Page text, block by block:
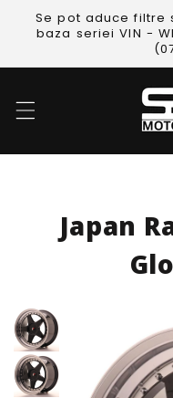
Skip to
content
Se pot aduce filtre
baza seriei VIN -
Japan